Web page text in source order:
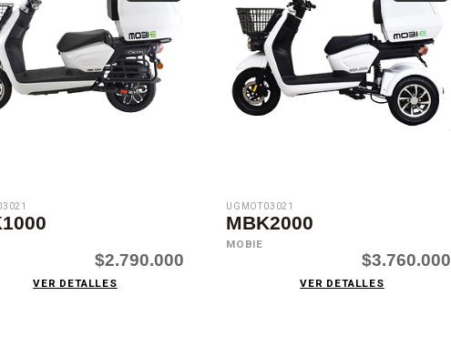
$2.790.000
VER DETALLES
UGMOT03021
MBK2000
MOBIE
$3.760.000
VER DETALLES